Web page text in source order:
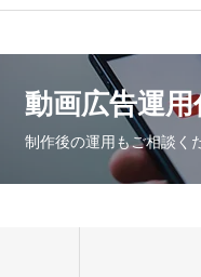
動画広告運用
制作後の運用もご相談く